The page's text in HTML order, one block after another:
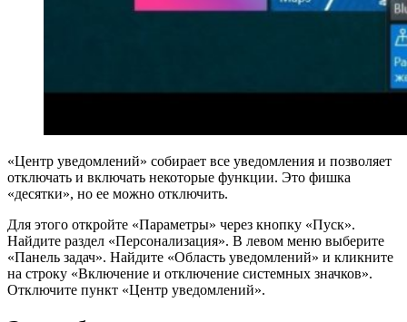
«Центр уведомлений» собирает все уведомления и позволяет
отключать и включать некоторые функции. Это фишка
«десятки», но ее можно отключить.
Для этого откройте «Параметры» через кнопку «Пуск».
Найдите раздел «Персонализация». В левом меню выберите
«Панель задач». Найдите «Область уведомлений» и кликните
на строку «Включение и отключение системных значков».
Отключите пункт «Центр уведомлений».